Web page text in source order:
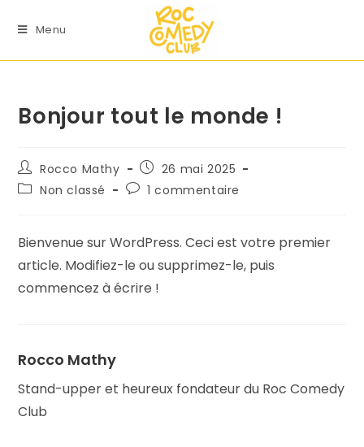
Menu
Bonjour tout le monde !
Rocco Mathy
26 mai 2025
Non classé
1 commentaire
Bienvenue sur WordPress. Ceci est votre premier
article. Modifiez-le ou supprimez-le, puis
commencez à écrire !
Rocco Mathy
Stand-upper et heureux fondateur du Roc Comedy
Club